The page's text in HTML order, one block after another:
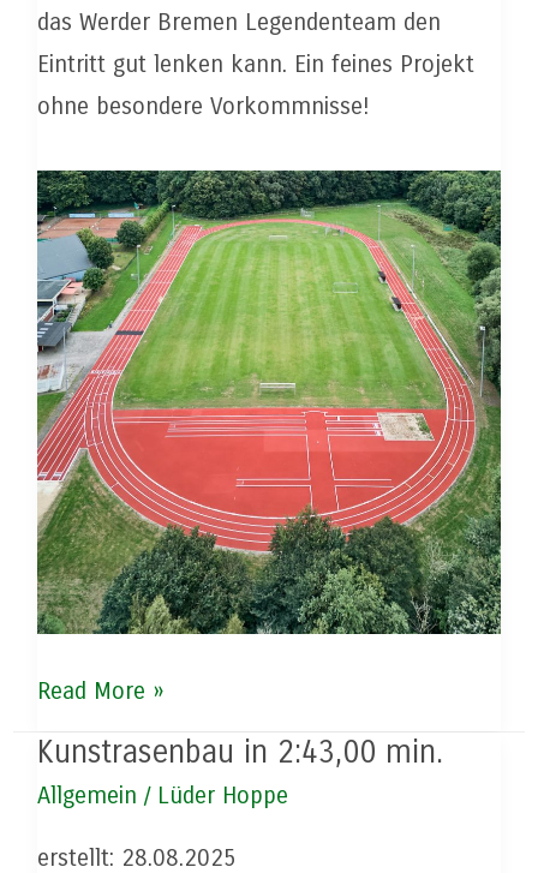
das Werder Bremen Legendenteam den
Eintritt gut lenken kann. Ein feines Projekt
ohne besondere Vorkommnisse!
Laufbahnsanierung
in
abgeschlossen
Read More »
Kunstrasenbau in 2:43,00 min.
Allgemein / Lüder Hoppe
erstellt: 28.08.2025